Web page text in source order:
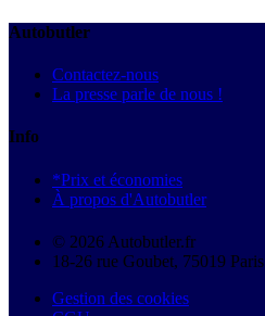
Autobutler
Contactez-nous
La presse parle de nous !
Info
*Prix et économies
À propos d'Autobutler
© 2026 Autobutler.fr
18-26 rue Goubet, 75019 Paris
Gestion des cookies